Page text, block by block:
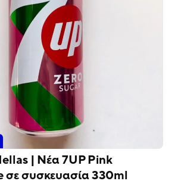
| Νέα 7UP Pink
σε συσκευασία 330ml